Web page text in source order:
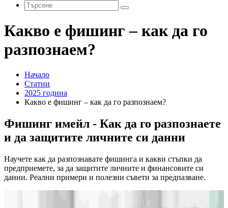
Какво е фишинг – как да го
разпознаем?
Начало
Статии
2025 година
Какво е фишинг – как да го разпознаем?
Фишинг имейл - Как да го разпознаете
и да защитите личните си данни
Научете как да разпознавате фишинга и какви стъпки да
предприемете, за да защитите личните и финансовите си
данни. Реални примери и полезни съвети за предпазване.